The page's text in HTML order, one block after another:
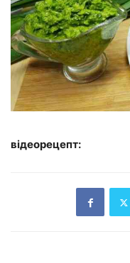
відеорецепт: